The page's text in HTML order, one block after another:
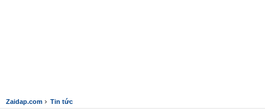
Zaidap.com › Tin tức